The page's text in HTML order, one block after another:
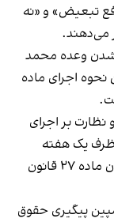
تبعیض» و «نه
می‌دهند.
وعده محمد
نحوه اجرای ماده
و نظارت بر اجرای
ظرف یک هفته
تصمیم‌گیری نهایی درباره چگونگی اجرایی شدن ماده ۲۷ قانون
پیگیری حقوق